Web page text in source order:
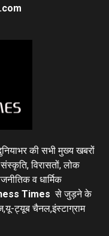
की सभी मुख्य खबरों
विरासतों, लोक
व धार्मिक
Times से जुड़ने के
ट्यूब चैनल,इंस्टाग्राम